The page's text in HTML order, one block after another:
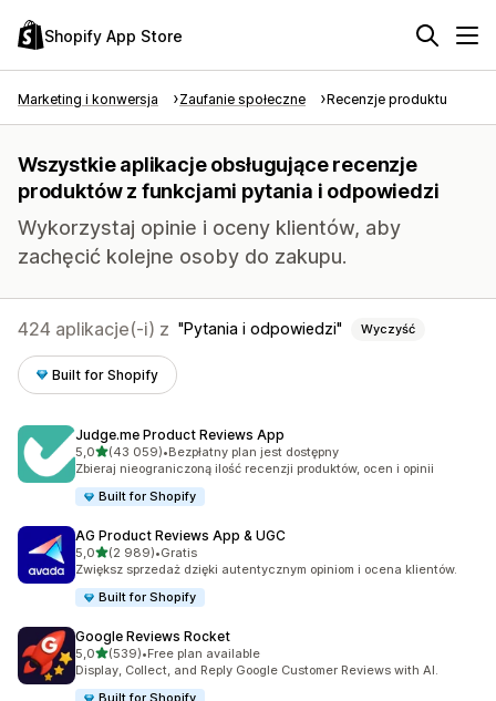
Shopify App Store
Marketing i konwersja Zaufanie społeczne Recenzje produktu
Wszystkie aplikacje obsługujące recenzje
produktów z funkcjami pytania i odpowiedzi
Wykorzystaj opinie i oceny klientów, aby
zachęcić kolejne osoby do zakupu.
424 aplikacje(-i) z Pytania i odpowiedzi Wyczyść
Built for Shopify
Judge.me Product Reviews App
5,0na 5 gwiazdek
(43 059)
Łączna liczba recenzji: 43059
•Bezpłatny plan jest dostępny
Zbieraj nieograniczoną ilość recenzji produktów, ocen i opinii
Built for Shopify
AG Product Reviews App & UGC
5,0na 5 gwiazdek
(2 989)
Łączna liczba recenzji: 2989
•Gratis
Zwiększ sprzedaż dzięki autentycznym opiniom i ocena klientów.
Built for Shopify
Google Reviews Rocket
5,0na 5 gwiazdek
(539)
Łączna liczba recenzji: 539
•Free plan available
Display, Collect, and Reply Google Customer Reviews with AI.